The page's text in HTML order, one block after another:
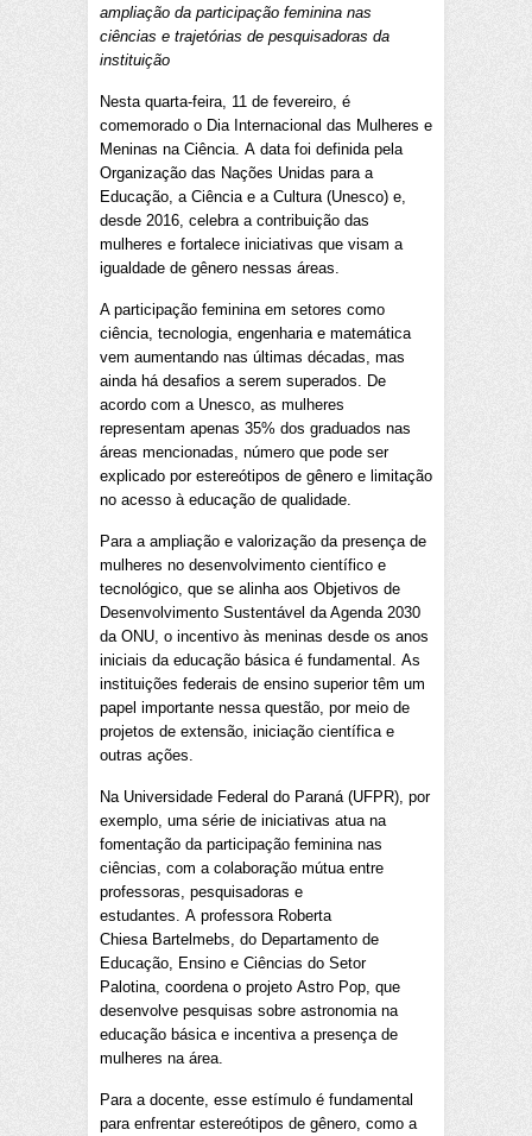
ampliação da participação feminina nas
ciências e trajetórias de pesquisadoras da
instituição
Nesta quarta-feira, 11 de fevereiro, é
comemorado o Dia Internacional das Mulheres e
Meninas na Ciência. A data foi definida pela
Organização das Nações Unidas para a
Educação, a Ciência e a Cultura (Unesco) e,
desde 2016, celebra a contribuição das
mulheres e fortalece iniciativas que visam a
igualdade de gênero nessas áreas.
A participação feminina em setores como
ciência, tecnologia, engenharia e matemática
vem aumentando nas últimas décadas, mas
ainda há desafios a serem superados. De
acordo com a Unesco, as mulheres
representam apenas 35% dos graduados nas
áreas mencionadas, número que pode ser
explicado por estereótipos de gênero e limitação
no acesso à educação de qualidade.
Para a ampliação e valorização da presença de
mulheres no desenvolvimento científico e
tecnológico, que se alinha aos Objetivos de
Desenvolvimento Sustentável da Agenda 2030
da ONU, o incentivo às meninas desde os anos
iniciais da educação básica é fundamental. As
instituições federais de ensino superior têm um
papel importante nessa questão, por meio de
projetos de extensão, iniciação científica e
outras ações.
Na Universidade Federal do Paraná (UFPR), por
exemplo, uma série de iniciativas atua na
fomentação da participação feminina nas
ciências, com a colaboração mútua entre
professoras, pesquisadoras e
estudantes. A professora Roberta
Chiesa Bartelmebs, do Departamento de
Educação, Ensino e Ciências do Setor
Palotina, coordena o projeto Astro Pop, que
desenvolve pesquisas sobre astronomia na
educação básica e incentiva a presença de
mulheres na área.
Para a docente, esse estímulo é fundamental
para enfrentar estereótipos de gênero, como a